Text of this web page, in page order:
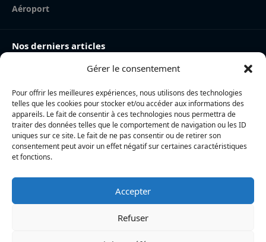
Gérer le consentement
Pour offrir les meilleures expériences, nous utilisons des technologies
telles que les cookies pour stocker et/ou accéder aux informations des
appareils. Le fait de consentir à ces technologies nous permettra de
traiter des données telles que le comportement de navigation ou les ID
uniques sur ce site. Le fait de ne pas consentir ou de retirer son
consentement peut avoir un effet négatif sur certaines caractéristiques
et fonctions.
Accepter
Refuser
Aéroport
Nos derniers articles
Jean-Baptiste Elissalde : « Pour moi, La Rochelle n’a pas
Top 14 : Noah Nene et Régis Montagne visés,
prolongation de Nowell… le Stade Rochelais prépare son
effectif pour 2027
La Rochelle Agglo : après le vol de plusieurs véhicules,
trois mineurs interpellés lors d’un refus d’obtempérer
L’actualité locale en continu à La Rochelle et en Charente-
Maritime : informations, faits divers, politique, culture et vie